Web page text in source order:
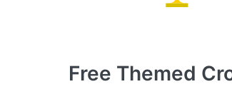
Free Themed